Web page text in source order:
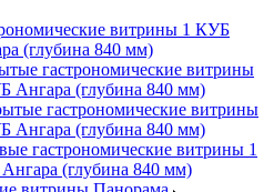
витрины 1 КУБ
(глубина 840 мм)
гастрономические витрины
Ангара (глубина 840 мм)
гастрономические витрины
Ангара (глубина 840 мм)
гастрономические витрины 1
(глубина 840 мм)